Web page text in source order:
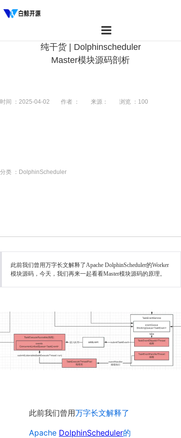
首页
纯干货 | Dolphinscheduler
Master模块源码剖析
时间 ：2025-04-02 作者 ： 来源： 浏览 ： 100
分类 ：DolphinScheduler
此前我们曾用万字长文解释了Apache DolphinScheduler的Worker
模块源码，今天，我们再来一起看看Master模块源码的原理。
此前我们曾用万字长文解释了
Apache DolphinScheduler的